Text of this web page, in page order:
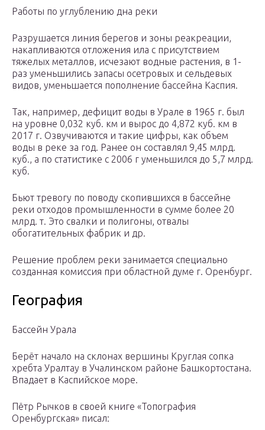
Работы по углублению дна реки
Разрушается линия берегов и зоны реакреации,
накапливаются отложения ила с присутствием
тяжелых металлов, исчезают водные растения, в 1-
раз уменьшились запасы осетровых и сельдевых
видов, уменьшается пополнение бассейна Каспия.
Так, например, дефицит воды в Урале в 1965 г. был
на уровне 0,032 куб. км и вырос до 4,872 куб. км в
2017 г. Озвучиваются и такие цифры, как объем
воды в реке за год. Ранее он составлял 9,45 млрд.
куб., а по статистике с 2006 г уменьшился до 5,7 млрд.
куб.
Бьют тревогу по поводу скопившихся в бассейне
реки отходов промышленности в сумме более 20
млрд. т. Это свалки и полигоны, отвалы
обогатительных фабрик и др.
Решение проблем реки занимается специально
созданная комиссия при областной думе г. Оренбург.
География
Бассейн Урала
Берёт начало на склонах вершины Круглая сопка
хребта Уралтау в Учалинском районе Башкортостана.
Впадает в Каспийское море.
Пётр Рычков в своей книге «Топография
Оренбургская» писал: